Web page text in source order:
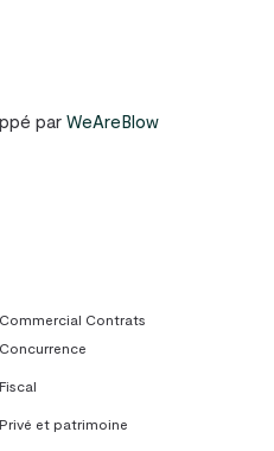
parWeAreBlow
Commercial Contrats
Concurrence
Fiscal
Privé et patrimoine